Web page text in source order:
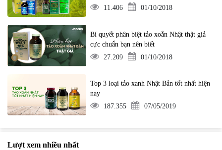
11.406
01/10/2018
Bí quyết phân biệt tảo xoắn Nhật thật giả
cực chuẩn bạn nên biết
27.209
01/10/2018
Top 3 loại tảo xanh Nhật Bản tốt nhất hiện
nay
187.355
07/05/2019
Lượt xem nhiều nhất